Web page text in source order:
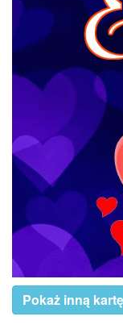
Pokaż inną